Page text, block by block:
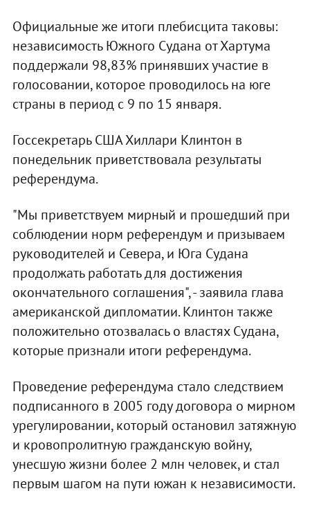
Официальные же итоги плебисцита таковы:
независимость Южного Судана от Хартума
поддержали 98,83% принявших участие в
голосовании, которое проводилось на юге
страны в период с 9 по 15 января.
Госсекретарь США Хиллари Клинтон в
понедельник приветствовала результаты
референдума.
"Мы приветствуем мирный и прошедший при
соблюдении норм референдум и призываем
руководителей и Севера, и Юга Судана
продолжать работать для достижения
окончательного соглашения", - заявила глава
американской дипломатии. Клинтон также
положительно отозвалась о властях Судана,
которые признали итоги референдума.
Проведение референдума стало следствием
подписанного в 2005 году договора о мирном
урегулировании, который остановил затяжную
и кровопролитную гражданскую войну,
унесшую жизни более 2 млн человек, и стал
первым шагом на пути южан к независимости.